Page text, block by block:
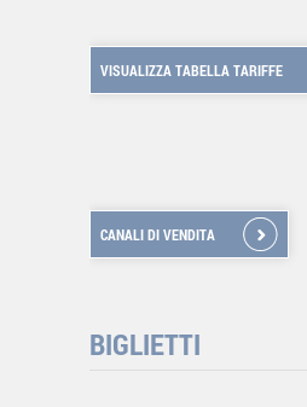
VISUALIZZA TABELLA TARIFFE
CANALI DI VENDITA
BIGLIETTI